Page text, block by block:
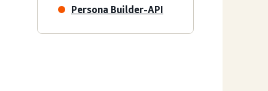
Persona Builder-API